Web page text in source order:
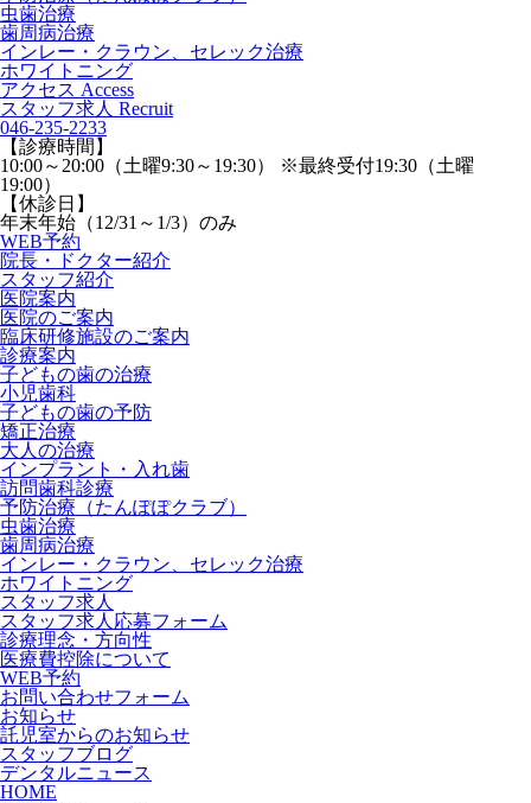
虫歯治療
歯周病治療
インレー・クラウン、セレック治療
ホワイトニング
アクセス Access
スタッフ求人 Recruit
046-235-2233
【診療時間】
10:00～20:00（土曜9:30～19:30） ※最終受付19:30（土曜
19:00）
【休診日】
年末年始（12/31～1/3）のみ
WEB予約
院長・ドクター紹介
スタッフ紹介
医院案内
医院のご案内
臨床研修施設のご案内
診療案内
子どもの歯の治療
小児歯科
子どもの歯の予防
矯正治療
大人の治療
インプラント・入れ歯
訪問歯科診療
予防治療（たんぽぽクラブ）
虫歯治療
歯周病治療
インレー・クラウン、セレック治療
ホワイトニング
スタッフ求人
スタッフ求人応募フォーム
診療理念・方向性
医療費控除について
WEB予約
お問い合わせフォーム
お知らせ
託児室からのお知らせ
スタッフブログ
デンタルニュース
HOME